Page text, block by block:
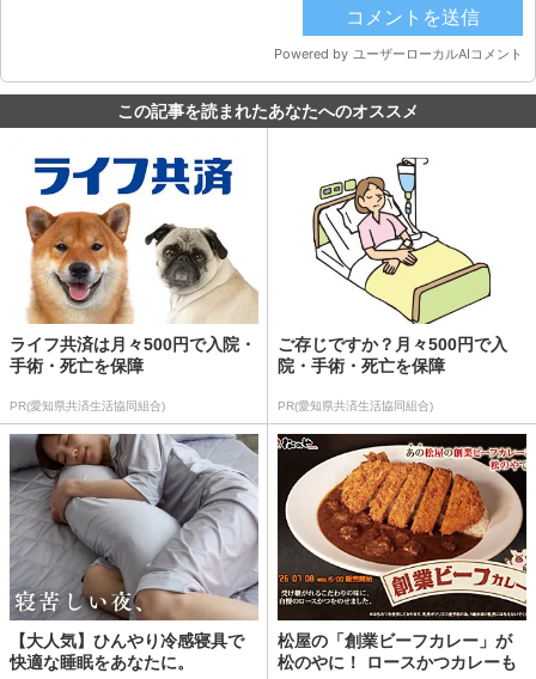
この記事を読まれたあなたへのオススメ
ライフ共済は月々500円で入院・
手術・死亡を保障
PR(愛知県共済生活協同組合)
ご存じですか？月々500円で入
院・手術・死亡を保障
PR(愛知県共済生活協同組合)
【大人気】ひんやり冷感寝具で
快適な睡眠をあなたに。
松屋の「創業ビーフカレー」が
松のやに！ ロースかつカレーも